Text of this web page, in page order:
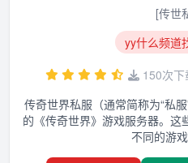
[传世
yy什么频道
150次下
传奇世界私服（通常简称为“私
的《传奇世界》游戏服务器。
不同的游